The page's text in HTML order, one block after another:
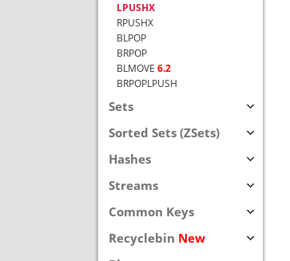
LPUSHX
RPUSHX
BLPOP
BRPOP
BLMOVE 6.2
BRPOPLPUSH
Sets
Sorted Sets (ZSets)
Hashes
Streams
Common Keys
Recyclebin New